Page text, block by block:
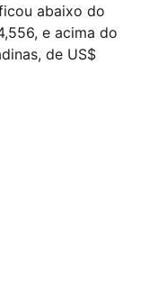
abaixo do
e acima do
de US$